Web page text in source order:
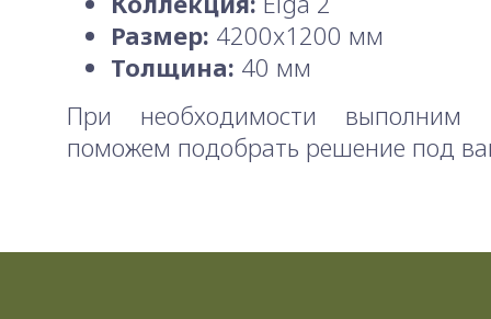
Размер: 4200x1200 мм
Толщина: 40 мм
При необходимости выполним
поможем подобрать решение под